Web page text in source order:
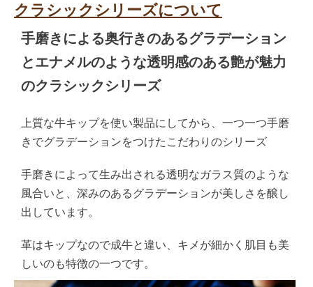
クラシックシリーズについて
手磨きによる奥行きのあるグラデーション
とエナメルのような透明感のある艶が魅力
のクラシックシリーズ
上質な牛キップを使い製品にしてから、一つ一つ手磨
きでグラデーションをつけたこだわりのシリーズ
手磨きによって生み出される透明なガラス質のような
風合いと、深みのあるグラデーションが美しさを醸し
出しています。
革はキップなので成牛と違い、キメが細かく肌目も美
しいのも特徴の一つです。